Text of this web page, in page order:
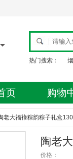
热门搜索： 烟
页 购物
老大福䘵粽韵粽子礼盒
陶老
价格：